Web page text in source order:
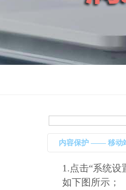
内容保护 —— 移动
1.点击“系统设
如下图所示；